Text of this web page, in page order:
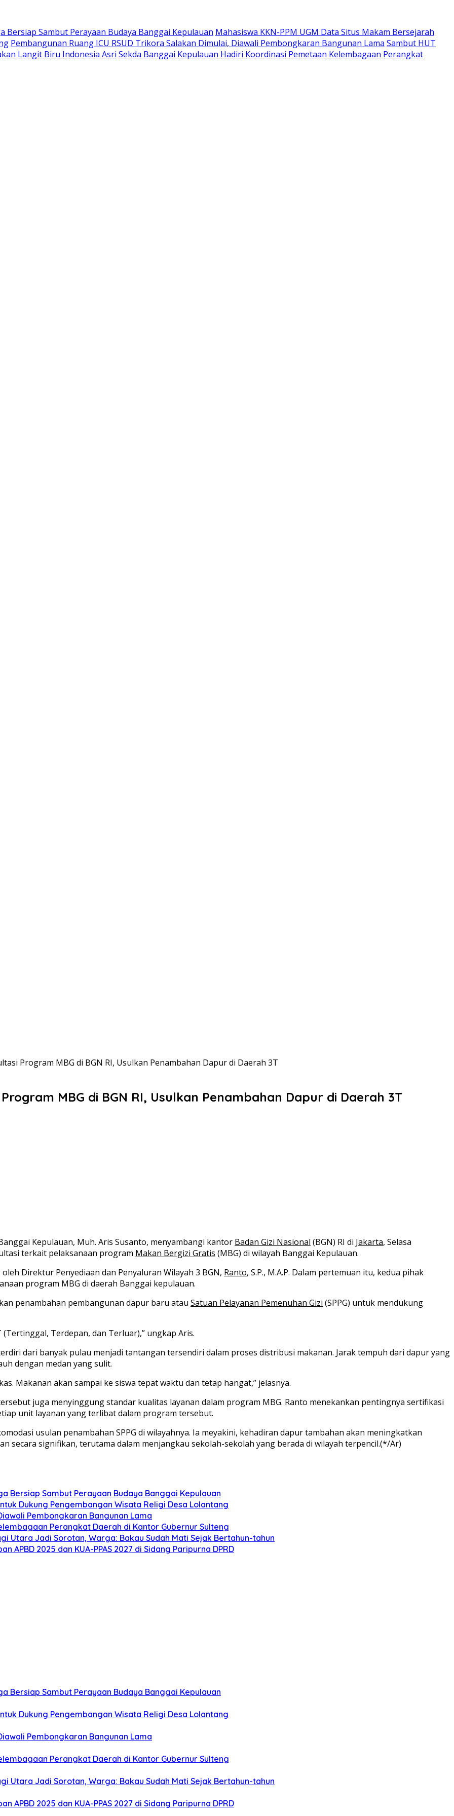
Bersiap Sambut Perayaan Budaya Banggai Kepulauan Mahasiswa KKN-PPM UGM Data Situs Makam Bersejarah
Pembangunan Ruang ICU RSUD Trikora Salakan Dimulai, Diawali Pembongkaran Bangunan Lama Sambut HUT
Langit Biru Indonesia Asri Sekda Banggai Kepulauan Hadiri Koordinasi Pemetaan Kelembagaan Perangkat
Program MBG di BGN RI, Usulkan Penambahan Dapur di Daerah 3T
MBG di BGN RI, Usulkan Penambahan Dapur di Daerah 3T
Kepulauan, Muh. Aris Susanto, menyambangi kantor Badan Gizi Nasional (BGN) RI di Jakarta, Selasa
terkait pelaksanaan program Makan Bergizi Gratis (MBG) di wilayah Banggai Kepulauan.
Direktur Penyediaan dan Penyaluran Wilayah 3 BGN, Ranto, S.P., M.A.P. Dalam pertemuan itu, kedua pihak
program MBG di daerah Banggai kepulauan.
penambahan pembangunan dapur baru atau Satuan Pelayanan Pemenuhan Gizi (SPPG) untuk mendukung
Terdepan, dan Terluar),” ungkap Aris.
dari banyak pulau menjadi tantangan tersendiri dalam proses distribusi makanan. Jarak tempuh dari dapur yang
dengan medan yang sulit.
Makanan akan sampai ke siswa tepat waktu dan tetap hangat,” jelasnya.
juga menyinggung standar kualitas layanan dalam program MBG. Ranto menekankan pentingnya sertifikasi
unit layanan yang terlibat dalam program tersebut.
usulan penambahan SPPG di wilayahnya. Ia meyakini, kehadiran dapur tambahan akan meningkatkan
secara signifikan, terutama dalam menjangkau sekolah-sekolah yang berada di wilayah terpencil.(*/Ar)
Bersiap Sambut Perayaan Budaya Banggai Kepulauan
Dukung Pengembangan Wisata Religi Desa Lolantang
Pembongkaran Bangunan Lama
Perangkat Daerah di Kantor Gubernur Sulteng
Utara Jadi Sorotan, Warga: Bakau Sudah Mati Sejak Bertahun-tahun
2025 dan KUA-PPAS 2027 di Sidang Paripurna DPRD
Bersiap Sambut Perayaan Budaya Banggai Kepulauan
Dukung Pengembangan Wisata Religi Desa Lolantang
Pembongkaran Bangunan Lama
Perangkat Daerah di Kantor Gubernur Sulteng
Utara Jadi Sorotan, Warga: Bakau Sudah Mati Sejak Bertahun-tahun
2025 dan KUA-PPAS 2027 di Sidang Paripurna DPRD